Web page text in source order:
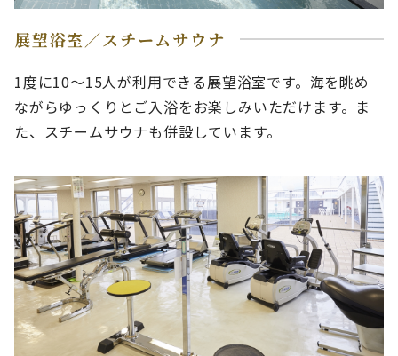
展望浴室／スチームサウナ
1度に10～15人が利用できる展望浴室です。海を眺め
ながらゆっくりとご入浴をお楽しみいただけます。ま
た、スチームサウナも併設しています。